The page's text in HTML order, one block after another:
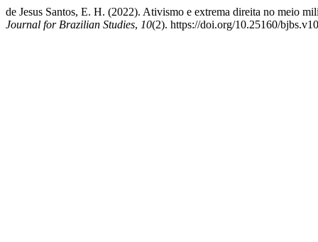
de Jesus Santos, E. H. (2022). Ativismo e extrema direita no meio
Journal for Brazilian Studies, 10(2). https://doi.org/10.25160/